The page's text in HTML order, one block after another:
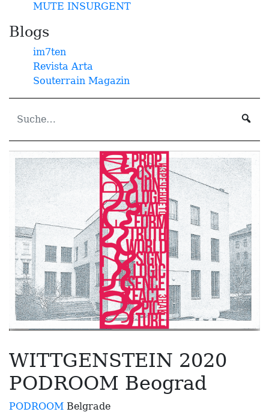
MUTE INSURGENT
Blogs
im7ten
Revista Arta
Souterrain Magazin
WITTGENSTEIN 2020
PODROOM Beograd
PODROOM Belgrade